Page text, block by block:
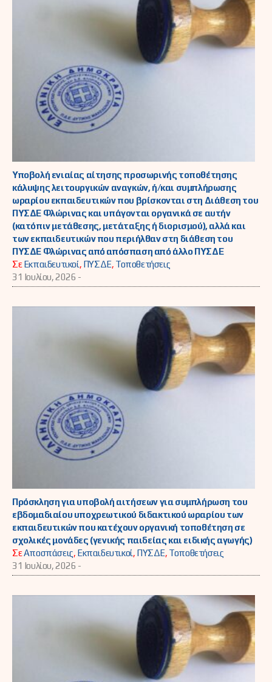
Υποβολή ενιαίας αίτησης προσωρινής τοποθέτησης
κάλυψης λειτουργικών αναγκών, ή/και συμπλήρωσης
ωραρίου εκπαιδευτικών που βρίσκονται στη Διάθεση του
ΠΥΣΔΕ Φλώρινας και υπάγονται οργανικά σε αυτήν
(κατόπιν μετάθεσης, μετάταξης ή διορισμού), αλλά και
των εκπαιδευτικών που περιήλθαν στη διάθεση του
ΠΥΣΔΕ Φλώρινας από απόσπαση από άλλο ΠΥΣΔΕ
ΣεΕκπαιδευτικοί, ΠΥΣΔΕ, Τοποθετήσεις
31 Ιουλίου, 2026 -
Πρόσκληση για υποβολή αιτήσεων για συμπλήρωση του
εβδομαδιαίου υποχρεωτικού διδακτικού ωραρίου των
εκπαιδευτικών που κατέχουν οργανική τοποθέτηση σε
σχολικές μονάδες (γενικής παιδείας και ειδικής αγωγής)
ΣεΑποσπάσεις, Εκπαιδευτικοί, ΠΥΣΔΕ, Τοποθετήσεις
31 Ιουλίου, 2026 -